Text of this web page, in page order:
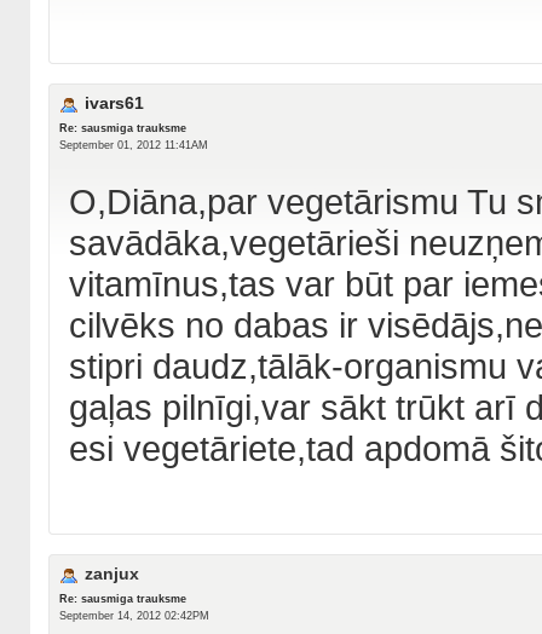
ivars61
Re: sausmiga trauksme
September 01, 2012 11:41AM
O,Diāna,par vegetārismu Tu
savādāka,vegetārieši
vitamīnus,tas var būt par
cilvēks no dabas ir
stipri daudz,tālāk-organismu
gaļas pilnīgi,var sākt trūkt arī
esi vegetāriete,tad apdomā
zanjux
Re: sausmiga trauksme
September 14, 2012 02:42PM